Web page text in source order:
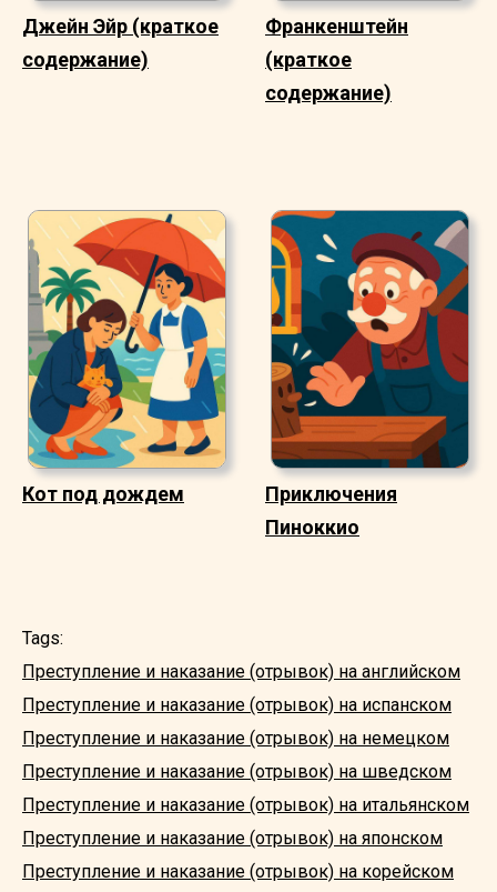
Джейн Эйр (краткое
содержание)
Франкенштейн
(краткое
содержание)
Кот под дождем
Приключения
Пиноккио
Tags:
Преступление и наказание (отрывок) на английском
Преступление и наказание (отрывок) на испанском
Преступление и наказание (отрывок) на немецком
Преступление и наказание (отрывок) на шведском
Преступление и наказание (отрывок) на итальянском
Преступление и наказание (отрывок) на японском
Преступление и наказание (отрывок) на корейском